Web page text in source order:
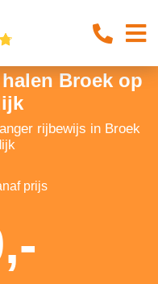
Broek op
rijbewijs in Broek
prijs